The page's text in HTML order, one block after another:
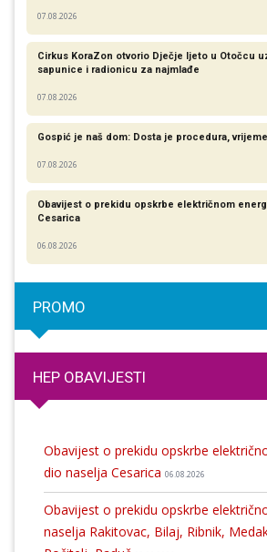
07.08.2026
Cirkus KoraZon otvorio Dječje ljeto u Otočcu
sapunice i radionicu za najmlađe
07.08.2026
Gospić je naš dom: Dosta je procedura,
07.08.2026
Obavijest o prekidu opskrbe električnom
Cesarica
06.08.2026
PROMO
HEP OBAVIJESTI
Obavijest o prekidu opskrbe
dio naselja Cesarica 06.08.2026
Obavijest o prekidu opskrbe
naselja Rakitovac, Bilaj, Ribnik,